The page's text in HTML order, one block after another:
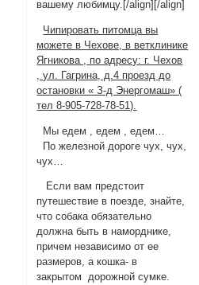
вашему любимцу.[/align][/align]
Чипировать питомца вы
можете в Чехове, в ветклинике
Ягникова , по адресу: г. Чехов
, ул. Гагрина, д.4 проезд до
остановки « З-д Энергомаш» (
тел 8-905-728-78-51).
Мы едем , едем , едем…
По железной дороге чух, чух,
чух…
Если вам предстоит
путешествие в поезде, знайте,
что собака обязательно
должна быть в наморднике,
причем независимо от ее
размеров, а кошка- в
закрытом дорожной сумке.